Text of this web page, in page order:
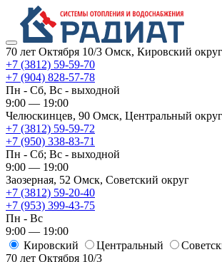
70 лет Октября 10/3 Омск, Кировский округ
+7 (3812) 59-59-70
+7 (904) 828-57-78
Пн - Сб, Вс - выходной
9:00 — 19:00
Челюскинцев, 90 Омск, ​Центральный округ
+7 (3812) 59-59-72
+7 (950) 338-83-71
Пн - Сб; Вс - выходной
9:00 — 19:00
Заозерная, 52 Омск, ​Советский округ
+7 (3812) 59-20-40
+7 (953) 399-43-75
Пн - Вс
9:00 — 19:00
Кировский
​Центральный
70 лет Октября 10/3